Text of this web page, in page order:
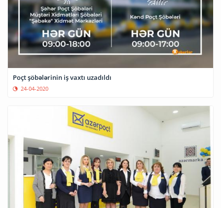
Poçt şöbələrinin iş vaxtı uzadıldı
24-04-2020